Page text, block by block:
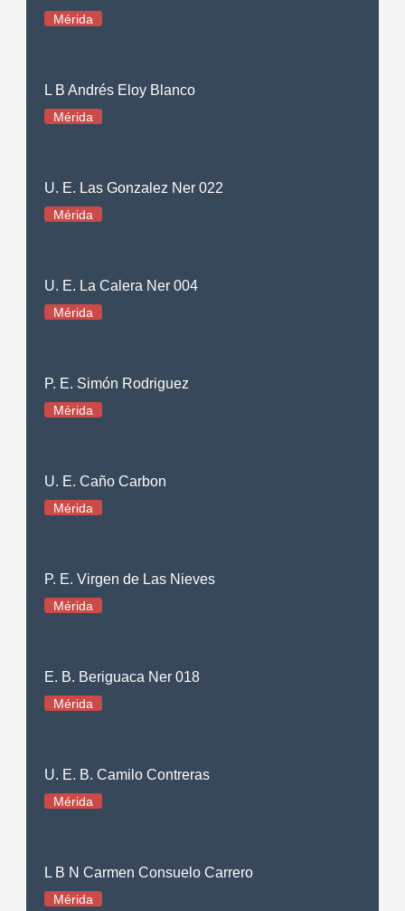
Mérida
L B Andrés Eloy Blanco
Mérida
U. E. Las Gonzalez Ner 022
Mérida
U. E. La Calera Ner 004
Mérida
P. E. Simón Rodriguez
Mérida
U. E. Caño Carbon
Mérida
P. E. Virgen de Las Nieves
Mérida
E. B. Beriguaca Ner 018
Mérida
U. E. B. Camilo Contreras
Mérida
L B N Carmen Consuelo Carrero
Mérida